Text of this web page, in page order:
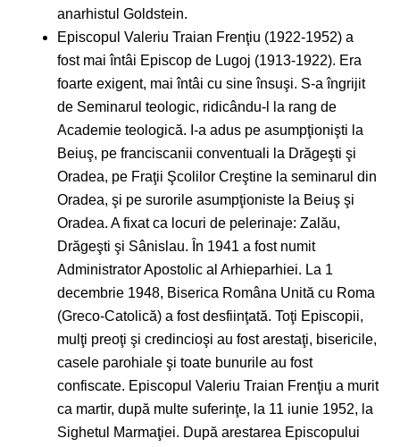
anarhistul Goldstein.
Episcopul Valeriu Traian Frenţiu (1922-1952) a
fost mai întâi Episcop de Lugoj (1913-1922). Era
foarte exigent, mai întâi cu sine însuşi. S-a îngrijit
de Seminarul teologic, ridicându-l la rang de
Academie teologică. I-a adus pe asumpţionişti la
Beiuş, pe franciscanii conventuali la Drăgeşti şi
Oradea, pe Fraţii Şcolilor Creştine la seminarul din
Oradea, şi pe surorile asumpţioniste la Beiuş şi
Oradea. A fixat ca locuri de pelerinaje: Zalău,
Drăgeşti şi Sânislau. În 1941 a fost numit
Administrator Apostolic al Arhieparhiei. La 1
decembrie 1948, Biserica Româna Unită cu Roma
(Greco-Catolică) a fost desfiinţată. Toţi Episcopii,
mulţi preoţi şi credincioşi au fost arestaţi, bisericile,
casele parohiale şi toate bunurile au fost
confiscate. Episcopul Valeriu Traian Frenţiu a murit
ca martir, după multe suferinţe, la 11 iunie 1952, la
Sighetul Marmaţiei. După arestarea Episcopului